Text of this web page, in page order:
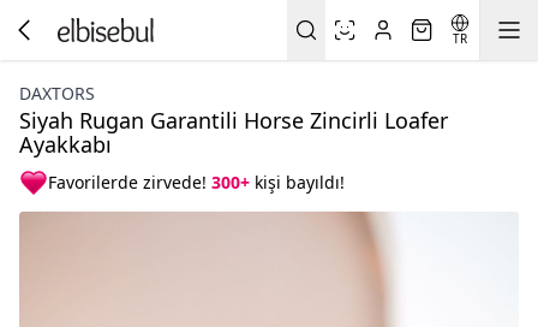
TR
DAXTORS
Siyah Rugan Garantili Horse Zincirli Loafer
Ayakkabı
Favorilerde zirvede! 300+ kişi bayıldı!